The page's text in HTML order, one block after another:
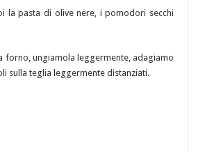
la pasta di olive nere, i pomodori secchi
ungiamola leggermente, adagiamo
sulla teglia leggermente distanziati.